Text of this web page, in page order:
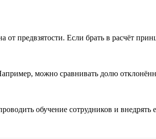
предвзятости. Если брать в расчёт
можно сравнивать долю
обучение сотрудников и внедрять